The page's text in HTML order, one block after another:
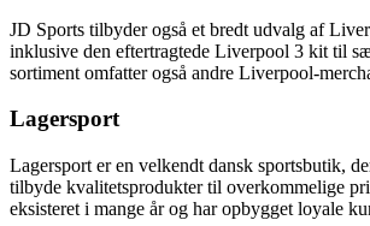
JD Sports tilbyder også et bredt udvalg af
inklusive den eftertragtede Liverpool 3 kit til
sortiment omfatter også andre Liverpool-
Lagersport
Lagersport er en velkendt dansk sportsbutik,
tilbyde kvalitetsprodukter til overkommelige
eksisteret i mange år og har opbygget loyale